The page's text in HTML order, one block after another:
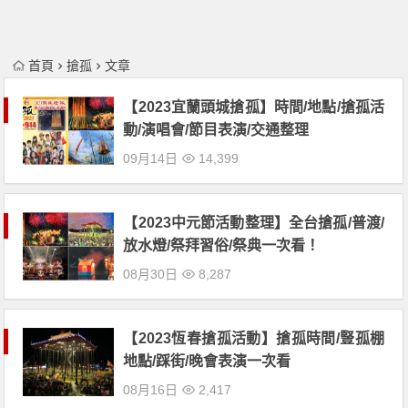
首頁 搶孤 文章
【2023宜蘭頭城搶孤】時間/地點/搶孤活
動/演唱會/節目表演/交通整理
09月14日 14,399
【2023中元節活動整理】全台搶孤/普渡/
放水燈/祭拜習俗/祭典一次看！
08月30日 8,287
【2023恆春搶孤活動】搶孤時間/豎孤棚
地點/踩街/晚會表演一次看
08月16日 2,417